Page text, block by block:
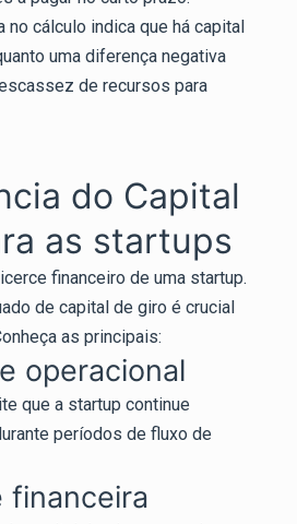
no cálculo indica que há capital
uma diferença negativa
de recursos para
do Capital
as startups
financeiro de uma startup.
de capital de giro é crucial
as principais:
operacional
que a startup continue
períodos de fluxo de
financeira